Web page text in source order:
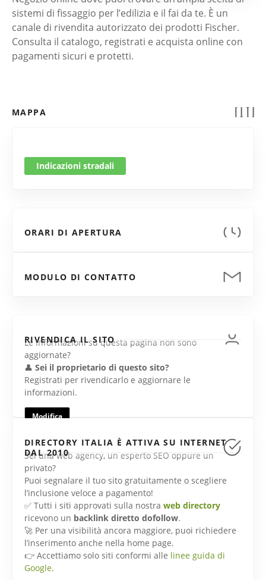
sistemi di fissaggio per l’edilizia e il fai da te. È un
canale di rivendita autorizzato dei prodotti Fischer.
Consulta il catalogo, registrati e acquista online con
pagamenti sicuri e protetti.
MAPPA
Indicazioni stradali
ORARI DI APERTURA
MODULO DI CONTATTO
RIVENDICA IL SITO
Le informazioni su questa pagina non sono
aggiornate?
👤 Sei il proprietario di questo sito?
Registrati per rivendicarlo e aggiornare le
informazioni.
Modifica
DIRECTORY ITALIA È ATTIVA SU INTERNET
DAL 2010
Sei una web agency, un esperto SEO oppure un
privato?
Puoi segnalare il tuo sito gratuitamente o scegliere
l’inclusione veloce a pagamento!
✅ Tutti i siti approvati sulla nostra web directory
ricevono un backlink diretto dofollow.
🚀 Per una visibilità ancora maggiore, puoi richiedere
l’inserimento anche nella home page.
👉 Accettiamo solo siti conformi alle linee guida di
Google.